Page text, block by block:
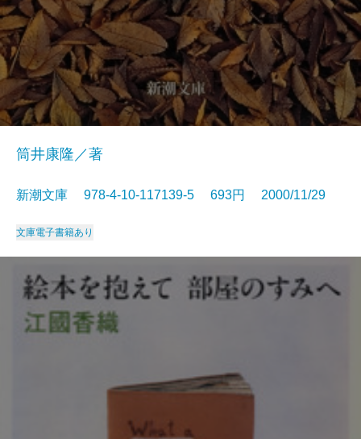
筒井康隆／著
新潮文庫 978-4-10-117139-5 693円 2000/11/29
文庫電子書籍あり